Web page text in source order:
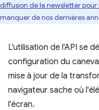
diffusion de la newsletter pour
manquer de nos dernières
L'utilisation de l'API se
configuration du
mise à jour de la
navigateur sache où
l'écran.